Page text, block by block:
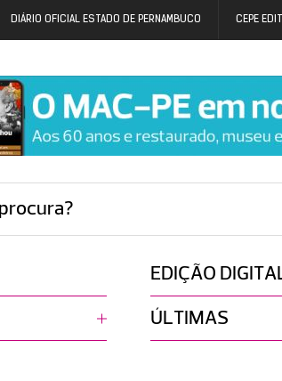
DIÁRIO OFICIAL ESTADO DE PERNAMBUCO CEPE
EDIÇÃO
ÚLTIMAS